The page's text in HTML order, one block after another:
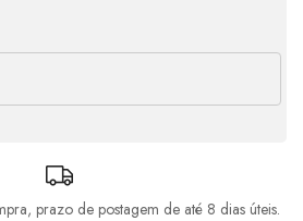
prazo de postagem de até 8 dias úteis.